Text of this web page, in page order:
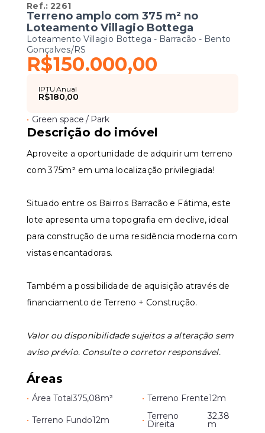
Ref.:2261
Terreno amplo com 375 m² no
Loteamento Villagio Bottega
Loteamento Villagio Bottega - Barracão - Bento
Gonçalves/RS
R$150.000,00
IPTU Anual
R$180,00
• Green space / Park
Descrição do imóvel
Aproveite a oportunidade de adquirir um terreno
com 375m² em uma localização privilegiada!
Situado entre os Bairros Barracão e Fátima, este
lote apresenta uma topografia em declive, ideal
para construção de uma residência moderna com
vistas encantadoras.
Também a possibilidade de aquisição através de
financiamento de Terreno + Construção.
Valor ou disponibilidade sujeitos a alteração sem
aviso prévio. Consulte o corretor responsável.
Áreas
• Área Total375,08m² • Terreno Frente12m
• Terreno Fundo12m • Terreno
Direita
32,38
m